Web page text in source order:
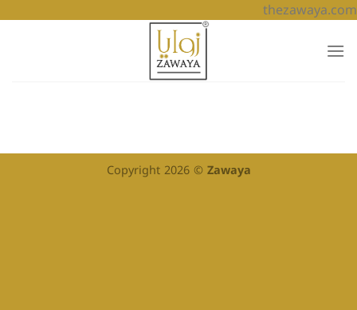
thezawaya.comتخطي
Copyright 2026 © Zawaya